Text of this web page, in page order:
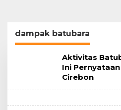
dampak batubara
Aktivitas
Ini
Cirebon